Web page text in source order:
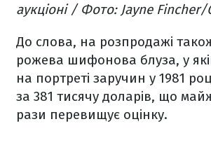
аукціоні / Фото: Jayne
До слова, на розпродажі
рожева шифонова блуза, у
на портреті заручин у 1981
за 381 тисячу доларів, що
рази перевищує оцінку.